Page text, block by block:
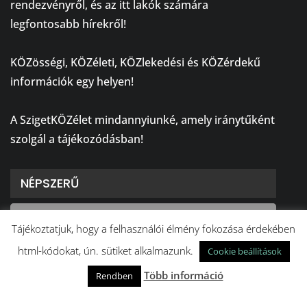
rendezvényről, és az itt lakók számára
legfontosabb hírekről!
KÖZösségi, KÖZéleti, KÖZlekedési és KÖZérdekű
információk egy helyen!
A SzigetKÖZélet mindannyiunké, amely iránytűként
szolgál a tájékozódásban!
NÉPSZERŰ
KÖZÉLET
Tájékoztatjuk, hogy a felhasználói élmény fokozása érdekében
html-kódokat, ún. sütiket alkalmazunk.
Cookie beállítások
Rendben
Több információ